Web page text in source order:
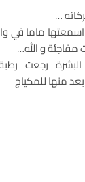
…
ماما في
مفاجئة و الله…
رجعت
منها للمكياج